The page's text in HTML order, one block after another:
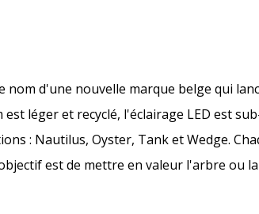
nom d'une nouvelle marque belge qui
léger et recyclé, l'éclairage LED est
: Nautilus, Oyster, Tank et Wedge.
est de mettre en valeur l'arbre ou